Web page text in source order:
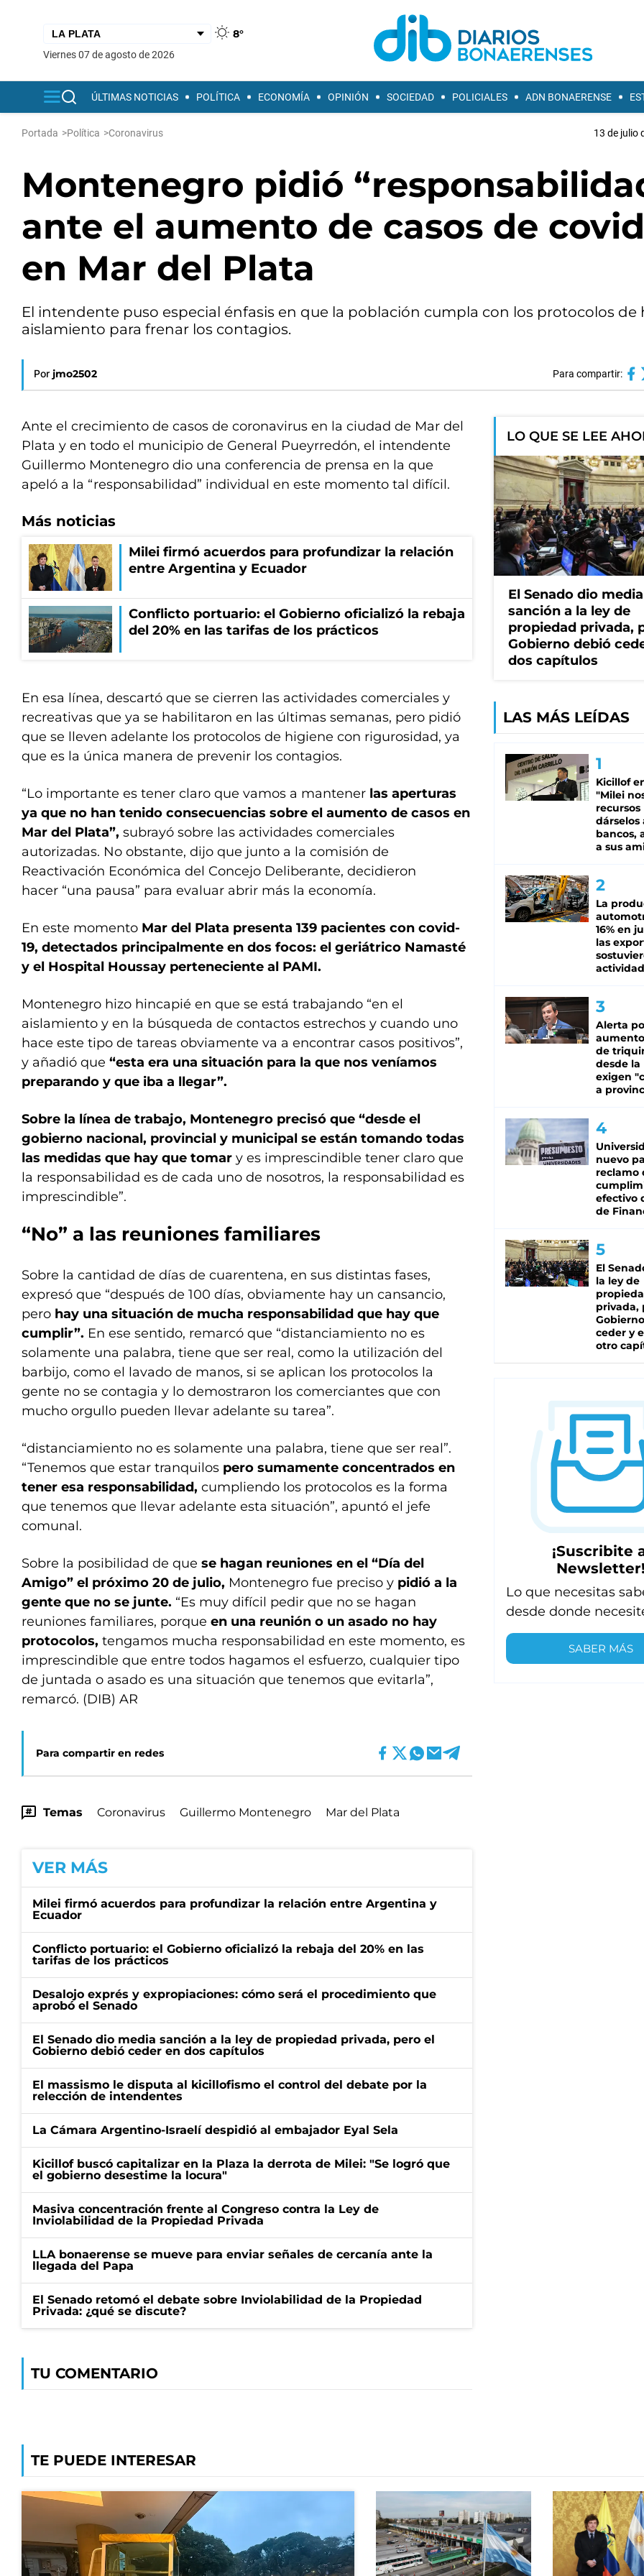
8°
viernes 07 de agosto de 2026
ÚLTIMAS NOTICIAS POLÍTICA ECONOMÍA OPINIÓN SOCIEDAD POLICIALES ADN BONAERENSE
Portada >Política >Coronavirus 13 de julio
Montenegro pidió
ante el aumento de casos de
en Mar del Plata
El intendente puso especial énfasis en que la población cumpla con los protocolos de
aislamiento para frenar los contagios.
Por jmo2502 Para compartir:
Ante el crecimiento de casos de coronavirus en la ciudad de Mar del
Plata y en todo el municipio de General Pueyrredón, el intendente
Guillermo Montenegro dio una conferencia de prensa en la que
apeló a la “responsabilidad” individual en este momento tal difícil.
Más noticias
Milei firmó acuerdos para profundizar la relación
entre Argentina y Ecuador
Conflicto portuario: el Gobierno oficializó la rebaja
del 20% en las tarifas de los prácticos
En esa línea, descartó que se cierren las actividades comerciales y
recreativas que ya se habilitaron en las últimas semanas, pero pidió
que se lleven adelante los protocolos de higiene con rigurosidad, ya
que es la única manera de prevenir los contagios.
“Lo importante es tener claro que vamos a mantener las aperturas
ya que no han tenido consecuencias sobre el aumento de casos en
Mar del Plata”, subrayó sobre las actividades comerciales
autorizadas. No obstante, dijo que junto a la comisión de
Reactivación Económica del Concejo Deliberante, decidieron
hacer “una pausa” para evaluar abrir más la economía.
En este momento Mar del Plata presenta 139 pacientes con covid-
19, detectados principalmente en dos focos: el geriátrico Namasté
y el Hospital Houssay perteneciente al PAMI.
Montenegro hizo hincapié en que se está trabajando “en el
aislamiento y en la búsqueda de contactos estrechos y cuando uno
hace este tipo de tareas obviamente va a encontrar casos positivos”,
y añadió que “esta era una situación para la que nos veníamos
preparando y que iba a llegar”.
Sobre la línea de trabajo, Montenegro precisó que “desde el
gobierno nacional, provincial y municipal se están tomando todas
las medidas que hay que tomar y es imprescindible tener claro que
la responsabilidad es de cada uno de nosotros, la responsabilidad es
imprescindible”.
“No” a las reuniones familiares
Sobre la cantidad de días de cuarentena, en sus distintas fases,
expresó que “después de 100 días, obviamente hay un cansancio,
pero hay una situación de mucha responsabilidad que hay que
cumplir”. En ese sentido, remarcó que “distanciamiento no es
solamente una palabra, tiene que ser real, como la utilización del
barbijo, como el lavado de manos, si se aplican los protocolos la
gente no se contagia y lo demostraron los comerciantes que con
mucho orgullo pueden llevar adelante su tarea”.
“distanciamiento no es solamente una palabra, tiene que ser real”.
“Tenemos que estar tranquilos pero sumamente concentrados en
tener esa responsabilidad, cumpliendo los protocolos es la forma
que tenemos que llevar adelante esta situación”, apuntó el jefe
comunal.
Sobre la posibilidad de que se hagan reuniones en el “Día del
Amigo” el próximo 20 de julio, Montenegro fue preciso y pidió a la
gente que no se junte. “Es muy difícil pedir que no se hagan
reuniones familiares, porque en una reunión o un asado no hay
protocolos, tengamos mucha responsabilidad en este momento, es
imprescindible que entre todos hagamos el esfuerzo, cualquier tipo
de juntada o asado es una situación que tenemos que evitarla”,
remarcó. (DIB) AR
Para compartir en redes
Temas Coronavirus Guillermo Montenegro Mar del Plata
VER MÁS
Milei firmó acuerdos para profundizar la relación entre Argentina y
Ecuador
Conflicto portuario: el Gobierno oficializó la rebaja del 20% en las
tarifas de los prácticos
Desalojo exprés y expropiaciones: cómo será el procedimiento que
aprobó el Senado
El Senado dio media sanción a la ley de propiedad privada, pero el
Gobierno debió ceder en dos capítulos
El massismo le disputa al kicillofismo el control del debate por la
relección de intendentes
La Cámara Argentino-Israelí despidió al embajador Eyal Sela
Kicillof buscó capitalizar en la Plaza la derrota de Milei: "Se logró que
el gobierno desestime la locura"
Masiva concentración frente al Congreso contra la Ley de
Inviolabilidad de la Propiedad Privada
LLA bonaerense se mueve para enviar señales de cercanía ante la
llegada del Papa
El Senado retomó el debate sobre Inviolabilidad de la Propiedad
Privada: ¿qué se discute?
TU COMENTARIO
LO QUE SE LEE
El Senado dio media
sanción a la ley de
propiedad privada,
Gobierno debió
dos capítulos
LAS MÁS LEÍDAS
Kicillof
"Milei
recursos
dárselos
bancos,
a sus
La
16% en
las
actividad
Alerta
de
desde la
exigen
a
nuevo
reclamo
efectivo
de
El
la ley de
privada,
ceder y
otro
¡Suscribite
Lo que necesitas
desde donde
SABER MÁS
TE PUEDE INTERESAR